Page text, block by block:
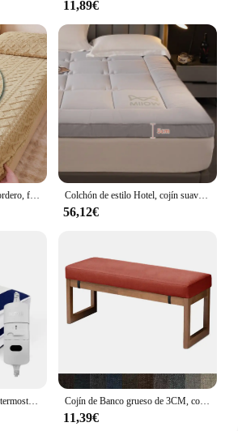
11,89€
Colchón de estilo Hotel, cojín suave para el hogar, dormitorio, Tatami, colchón grueso, almohadilla para dormir, colchón individual doble, Vrzone, 1 ud.
56,12€
Manta calefactora eléctrica, termostato automático, calentador de doble cuerpo, colchón de cama, enchufe europeo, alfombras eléctricas calentadas de 220V Cojín de Banco grueso de 3CM, colchón largo, tamaño personalizado, almohadilla de asiento de sofá, almohadillas decorativas de ventana de Bahía de silla de jardín, almohada de columpios
11,39€